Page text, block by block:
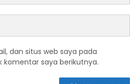
dan situs web saya pada
komentar saya berikutnya.